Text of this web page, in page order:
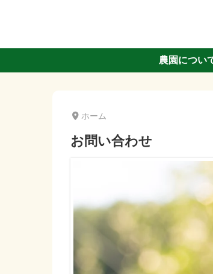
農園につい
ホーム
お問い合わせ